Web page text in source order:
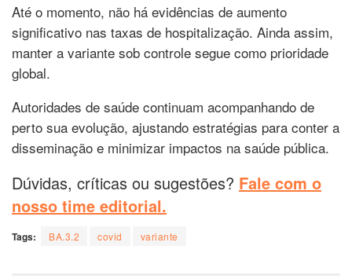
Até o momento, não há evidências de aumento
significativo nas taxas de hospitalização. Ainda assim,
manter a variante sob controle segue como prioridade
global.
Autoridades de saúde continuam acompanhando de
perto sua evolução, ajustando estratégias para conter a
disseminação e minimizar impactos na saúde pública.
Dúvidas, críticas ou sugestões? Fale com o
nosso time editorial.
Tags: BA.3.2 covid variante